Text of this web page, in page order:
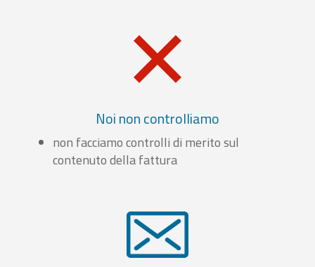
Noi non controlliamo
non facciamo controlli di merito sul
contenuto della fattura